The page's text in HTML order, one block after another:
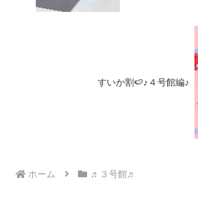
すいか割🍉♪４号館編♪
ホーム ♬３号館♬